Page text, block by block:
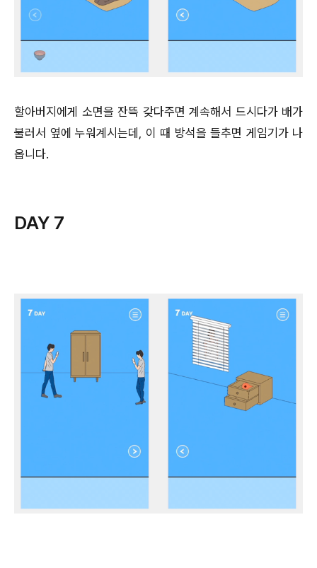
할아버지에게 소면을 잔뜩 갖다주면 계속해서 드시다가 배가
불러서 옆에 누워계시는데, 이 때 방석을 들추면 게임기가 나
옵니다.
DAY 7